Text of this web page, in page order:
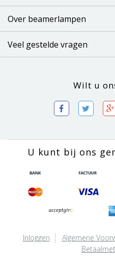
Over beamerlampen
Veel gestelde vragen
Wilt u
U kunt bij ons
Inloggen Algemene